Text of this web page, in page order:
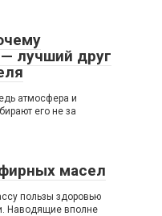
лучший друг
атмосфера и
его не за
масел
пользы здоровью
Наводящие вполне